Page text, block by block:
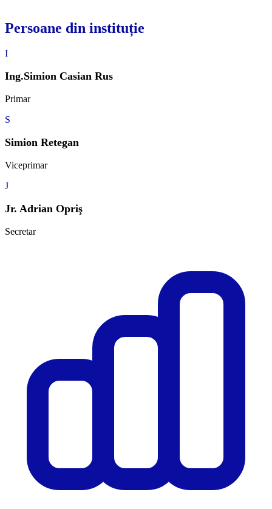
Persoane din instituție
I
Ing.Simion Casian Rus
Primar
S
Simion Retegan
Viceprimar
J
Jr. Adrian Opriş
Secretar